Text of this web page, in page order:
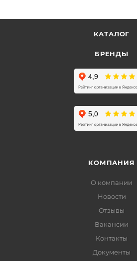
КАТАЛОГ
БРЕНДЫ
КОМПАНИЯ
О компании
Новости
Отзывы
Вакансии
Контакты
Документы